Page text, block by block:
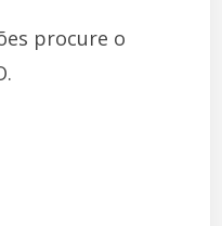
procure o